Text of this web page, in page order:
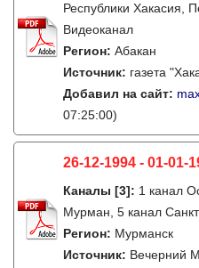
Республики Хакасия,
Видеоканал
Регион: Абакан
Источник: газета
Добавил на сайт:
07:25:00)
26-12-1994 - 01-01-
Каналы [3]: 1 канал
Мурман, 5 канал
Регион: Мурманск
Источник: Вечерний